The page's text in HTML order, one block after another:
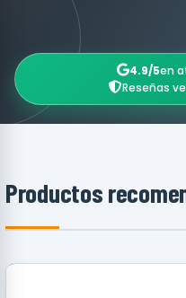
4.9/5en
Reseñas
Productos